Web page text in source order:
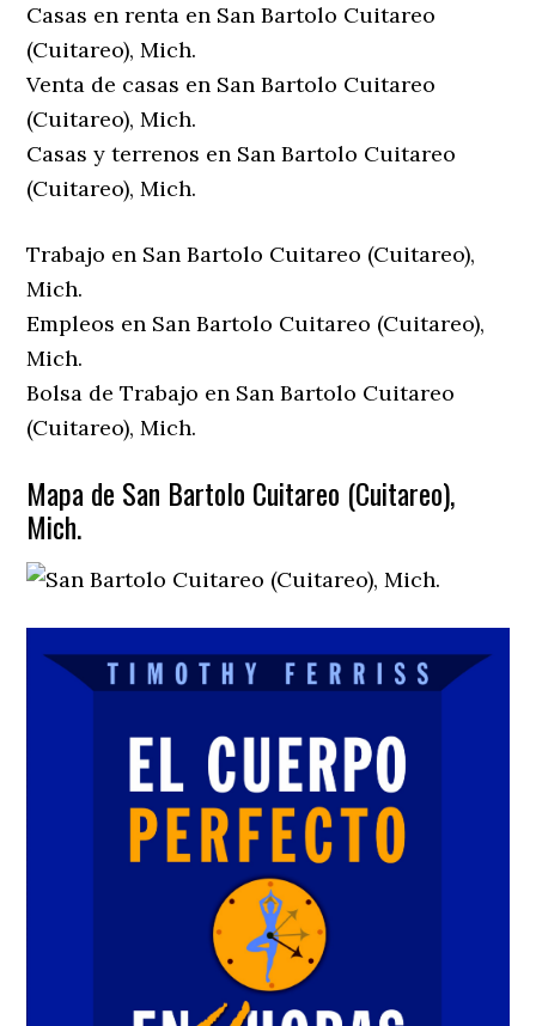
Casas en renta en San Bartolo Cuitareo
(Cuitareo), Mich.
Venta de casas en San Bartolo Cuitareo
(Cuitareo), Mich.
Casas y terrenos en San Bartolo Cuitareo
(Cuitareo), Mich.
Trabajo en San Bartolo Cuitareo (Cuitareo),
Mich.
Empleos en San Bartolo Cuitareo (Cuitareo),
Mich.
Bolsa de Trabajo en San Bartolo Cuitareo
(Cuitareo), Mich.
Mapa de San Bartolo Cuitareo (Cuitareo),
Mich.